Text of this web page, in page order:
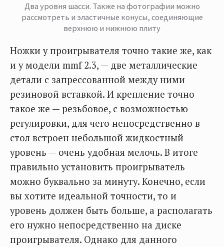
Два уровня шасси. Также на фотографии можно
рассмотреть и эластичные конусы, соединяющие
верхнюю и нижнюю плиту
Ножки у проигрывателя точно такие же, как
и у модели mmf 2.3, — две металлические
детали с запрессованной между ними
резиновой вставкой. И крепление точно
такое же — резьбовое, с возможностью
регулировки, для чего непосредственно в
стол встроен небольшой жидкостный
уровень — очень удобная мелочь. В итоге
правильно установить проигрыватель
можно буквально за минуту. Конечно, если
вы хотите идеальной точности, то и
уровень должен быть больше, а располагать
его нужно непосредственно на диске
проигрывателя. Однако для данного